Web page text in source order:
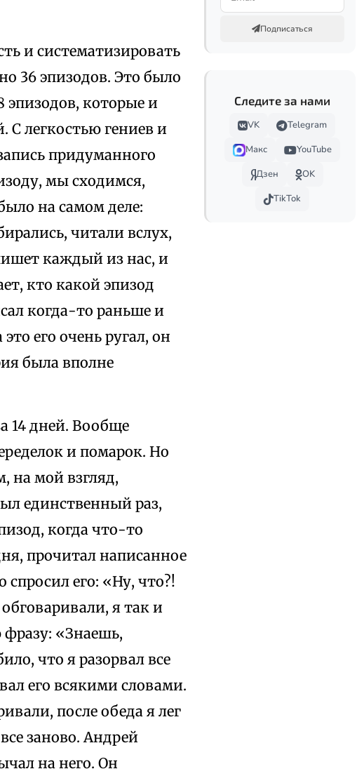
и систематизировать
36 эпизодов. Это было
которые и
легкостью гениев и
придуманного
мы сходимся,
на самом деле:
читали вслух,
каждый из нас, и
кто какой эпизод
когда-то раньше и
его очень ругал, он
была вполне
14 дней. Вообще
и помарок. Но
на мой взгляд,
единственный раз,
когда что-то
прочитал написанное
его: «Ну, что?!
я так и
фразу: «Знаешь,
что я разорвал все
его всякими словами.
после обеда я лег
заново. Андрей
на него. Он
Подписаться
Следите за нами
VK
Telegram
Макс
YouTube
Дзен
OK
TikTok